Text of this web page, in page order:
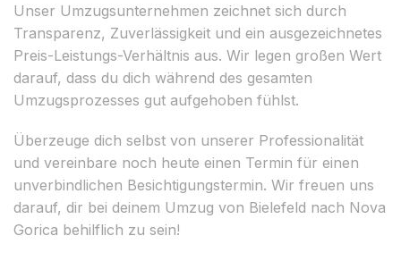
Unser Umzugsunternehmen zeichnet sich durch
Transparenz, Zuverlässigkeit und ein ausgezeichnetes
Preis-Leistungs-Verhältnis aus. Wir legen großen Wert
darauf, dass du dich während des gesamten
Umzugsprozesses gut aufgehoben fühlst.
Überzeuge dich selbst von unserer Professionalität
und vereinbare noch heute einen Termin für einen
unverbindlichen Besichtigungstermin. Wir freuen uns
darauf, dir bei deinem Umzug von Bielefeld nach Nova
Gorica behilflich zu sein!